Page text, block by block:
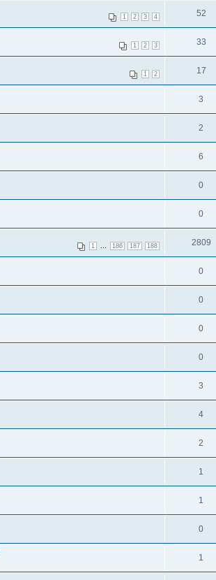
1 2 3 4 52
1 2 3 33
1 2 17
3
2
6
0
0
1 186 187 188 2809
0
0
0
0
3
4
2
1
1
0
1